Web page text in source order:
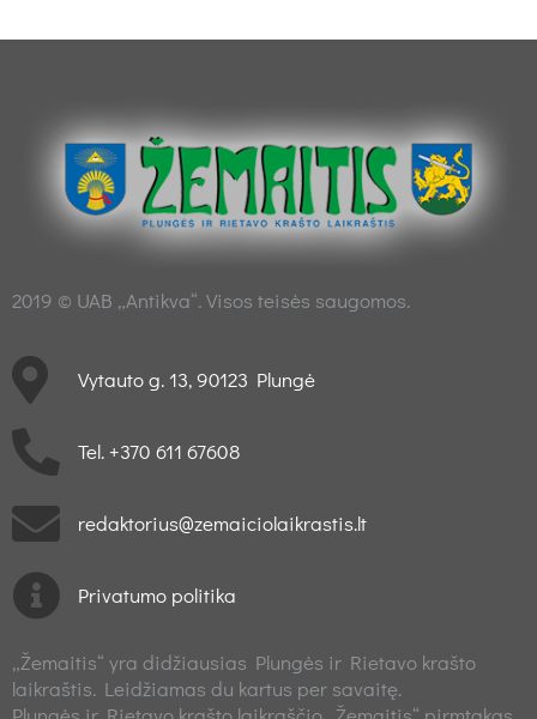
2019 © UAB „Antikva“. Visos teisės saugomos.
Vytauto g. 13, 90123 Plungė
Tel. +370 611 67608
redaktorius@zemaiciolaikrastis.lt
Privatumo politika
„Žemaitis“ yra didžiausias Plungės ir Rietavo krašto
laikraštis. Leidžiamas du kartus per savaitę.